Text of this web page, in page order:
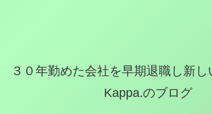
３０年勤めた会社を早期退職し新
Kappa.のブログ